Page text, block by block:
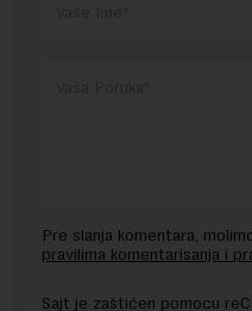
Pre slanja komentara,
pravilima komentarisanja i
Sajt je zaštićen pomocu